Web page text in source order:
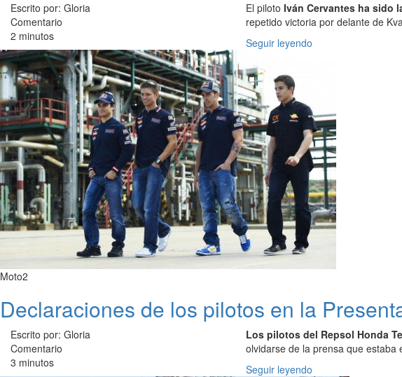
Escrito por: Gloria
Comentario
2 minutos
El piloto Iván Cervantes ha sido
repetido victoria por delante de
Seguir leyendo
Moto2
Declaraciones de los pilotos en la
Escrito por: Gloria
Comentario
3 minutos
Los pilotos del Repsol Honda
olvidarse de la prensa que estaba
Seguir leyendo